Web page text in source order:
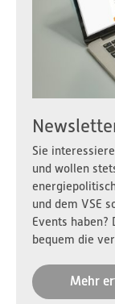
Sie
und wollen
und dem VSE
Events haben?
bequem die
Mehr